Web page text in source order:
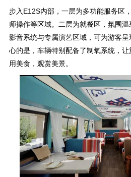
步入E12S内部，一层为多功能服务区
师操作等区域。二层为就餐区，氛围
影音系统与专属演艺区域，可为游客
心的是，车辆特别配备了制氧系统，
用美食，观赏美景。